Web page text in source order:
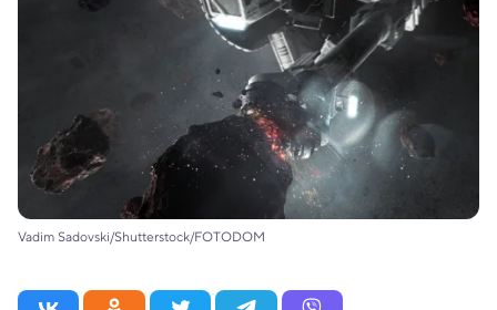
Vadim Sadovski/Shutterstock/FOTODOM